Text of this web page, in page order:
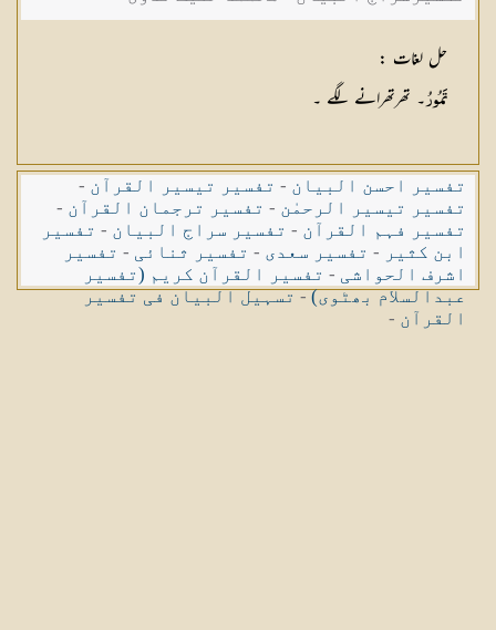
حل لغات :
تَمُورُ۔ تھرتھرانے لگے ۔
تفسیر احسن البیان - تفسیر تیسیر القرآن -
تفسیر تیسیر الرحمٰن - تفسیر ترجمان القرآن -
تفسیر فہم القرآن - تفسیر سراج البیان - تفسیر
ابن کثیر - تفسیر سعدی - تفسیر ثنائی - تفسیر
اشرف الحواشی - تفسیر القرآن کریم (تفسیر
عبدالسلام بھٹوی)-تسہیل البیان فی تفسیر
القرآن -